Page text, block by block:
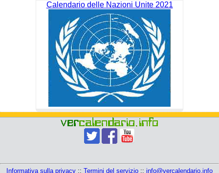
Calendario delle Nazioni Unite 2021
Informativa sulla privacy :: Termini del servizio :: info@vercalendario.info